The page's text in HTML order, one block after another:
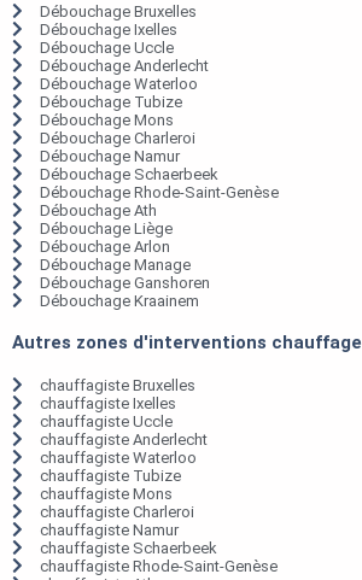
Débouchage Bruxelles
Débouchage Ixelles
Débouchage Uccle
Débouchage Anderlecht
Débouchage Waterloo
Débouchage Tubize
Débouchage Mons
Débouchage Charleroi
Débouchage Namur
Débouchage Schaerbeek
Débouchage Rhode-Saint-Genèse
Débouchage Ath
Débouchage Liège
Débouchage Arlon
Débouchage Manage
Débouchage Ganshoren
Débouchage Kraainem
Autres zones d'interventions chauffage
chauffagiste Bruxelles
chauffagiste Ixelles
chauffagiste Uccle
chauffagiste Anderlecht
chauffagiste Waterloo
chauffagiste Tubize
chauffagiste Mons
chauffagiste Charleroi
chauffagiste Namur
chauffagiste Schaerbeek
chauffagiste Rhode-Saint-Genèse